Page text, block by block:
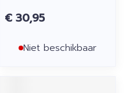
€ 30,95
Niet beschikbaar